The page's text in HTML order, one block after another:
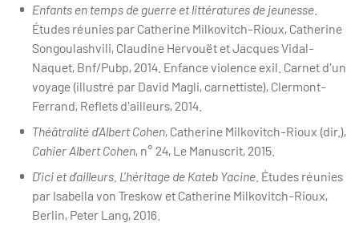
Enfants en temps de guerre et littératures de jeunesse
Études réunies par Catherine Milkovitch-Rioux, Catherine
Songoulashvili, Claudine Hervouët et Jacques Vidal-
Naquet, Bnf/Pubp, 2014. Enfance violence exil. Carnet d'un
voyage (illustré par David Magli, carnettiste), Clermont-
Ferrand, Reflets d'ailleurs, 2014.
Théâtralité d’Albert Cohen, Catherine Milkovitch-Rioux (dir.),
Cahier Albert Cohen, n° 24, Le Manuscrit, 2015.
D’ici et d’ailleurs. L’héritage de Kateb Yacine . Études réunies
par Isabella von Treskow et Catherine Milkovitch-Rioux,
Berlin, Peter Lang, 2016.